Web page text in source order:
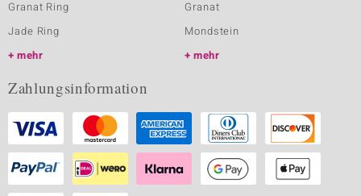
Granat Ring
Jade Ring
mehr
Granat
Mondstein
mehr
Zahlungsinformation